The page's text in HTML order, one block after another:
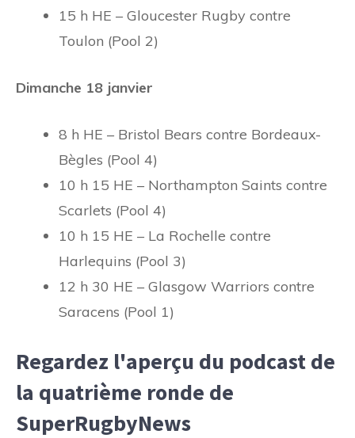
15 h HE – Gloucester Rugby contre
Toulon (Pool 2)
Dimanche 18 janvier
8 h HE – Bristol Bears contre Bordeaux-
Bègles (Pool 4)
10 h 15 HE – Northampton Saints contre
Scarlets (Pool 4)
10 h 15 HE – La Rochelle contre
Harlequins (Pool 3)
12 h 30 HE – Glasgow Warriors contre
Saracens (Pool 1)
Regardez l'aperçu du podcast de
la quatrième ronde de
SuperRugbyNews